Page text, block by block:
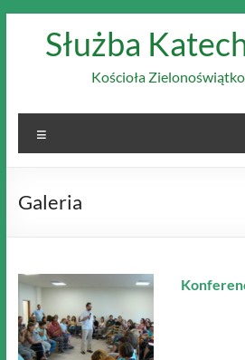
contentSłużba
Kościoła
Galeria